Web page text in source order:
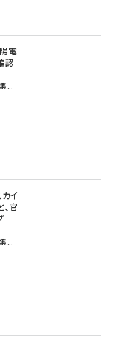
電
認
...
イ
官
―
...